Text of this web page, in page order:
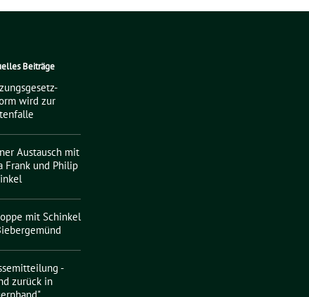
Beiträge
wird zur
Austausch mit
Frank und Philip
mit Schinkel
-
zurück in